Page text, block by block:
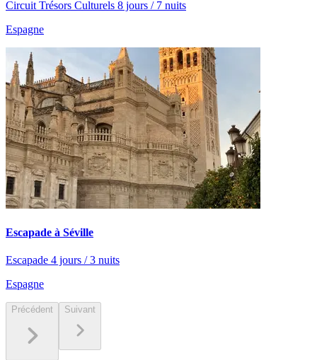
Circuit Trésors Culturels 8 jours / 7 nuits
Espagne
Escapade à Séville
Escapade 4 jours / 3 nuits
Espagne
Précédent Suivant